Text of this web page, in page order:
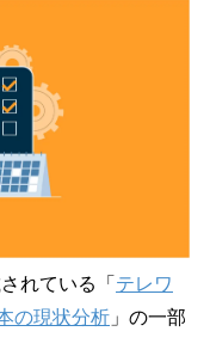
れている「 テレワ
の現状分析 」の一部